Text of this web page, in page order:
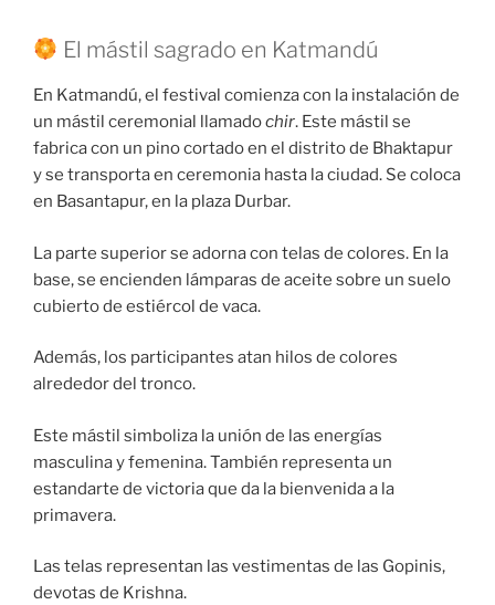
El mástil sagrado en Katmandú
En Katmandú, el festival comienza con la instalación de
un mástil ceremonial llamadochir. Este mástil se
fabrica con un pino cortado en el distrito de Bhaktapur
y se transporta en ceremonia hasta la ciudad. Se coloca
en Basantapur, en la plaza Durbar.
La parte superior se adorna con telas de colores. En la
base, se encienden lámparas de aceite sobre un suelo
cubierto de estiércol de vaca.
Además, los participantes atan hilos de colores
alrededor del tronco.
Este mástil simboliza la unión de las energías
masculina y femenina. También representa un
estandarte de victoria que da la bienvenida a la
primavera.
Las telas representan las vestimentas de las Gopinis,
devotas de Krishna.